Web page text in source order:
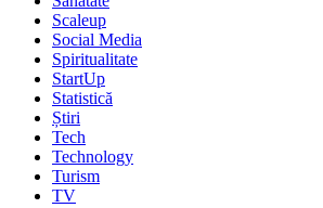
Scaleup
Social Media
Spiritualitate
StartUp
Statistică
Știri
Tech
Technology
Turism
TV